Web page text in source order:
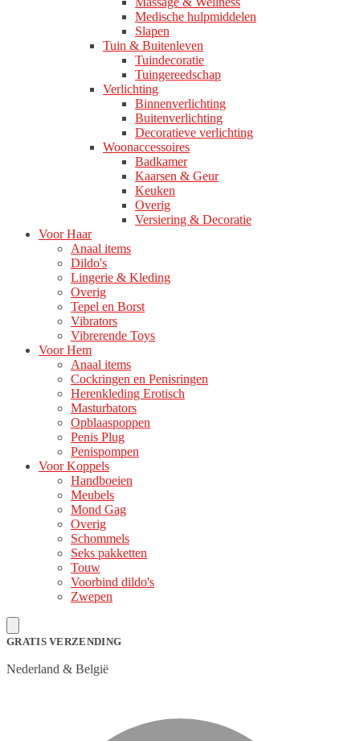
Medische hulpmiddelen
Slapen
Tuin & Buitenleven
Tuindecoratie
Tuingereedschap
Verlichting
Binnenverlichting
Buitenverlichting
Decoratieve verlichting
Woonaccessoires
Badkamer
Kaarsen & Geur
Keuken
Overig
Versiering & Decoratie
Voor Haar
Anaal items
Dildo's
Lingerie & Kleding
Overig
Tepel en Borst
Vibrators
Vibrerende Toys
Voor Hem
Anaal items
Cockringen en Penisringen
Herenkleding Erotisch
Masturbators
Opblaaspoppen
Penis Plug
Penispompen
Voor Koppels
Handboeien
Meubels
Mond Gag
Overig
Schommels
Seks pakketten
Touw
Voorbind dildo's
Zwepen
GRATIS VERZENDING
Nederland & België